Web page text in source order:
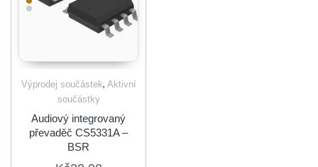
Výprodej součástek, Aktivní
součástky
Audiový integrovaný
převaděč CS5331A –
BSR